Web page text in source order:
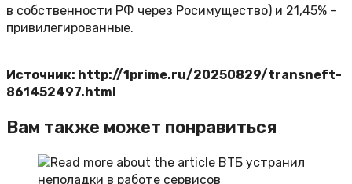
в собственности РФ через Росимущество) и 21,45% –
привилегированные.
Источник: http://1prime.ru/20250829/transneft-
861452497.html
Вам также может понравиться